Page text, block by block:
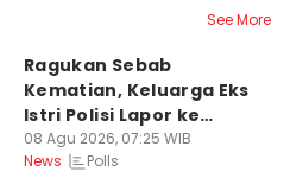
See More
Ragukan Sebab
Kematian, Keluarga Eks
Istri Polisi Lapor ke
Polda
08 Agu 2026, 07:25 WIB
News
Polls